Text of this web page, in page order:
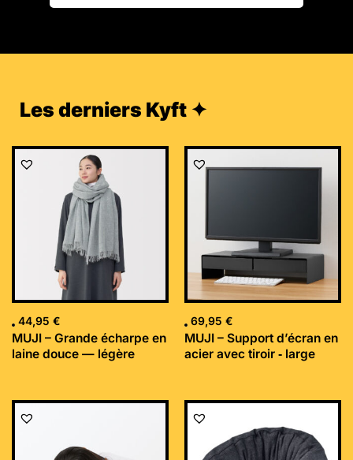
Les derniers Kyft ✦
44,95 €
MUJI – Grande écharpe en
laine douce — légère
69,95 €
MUJI – Support d’écran en
acier avec tiroir ‐ large